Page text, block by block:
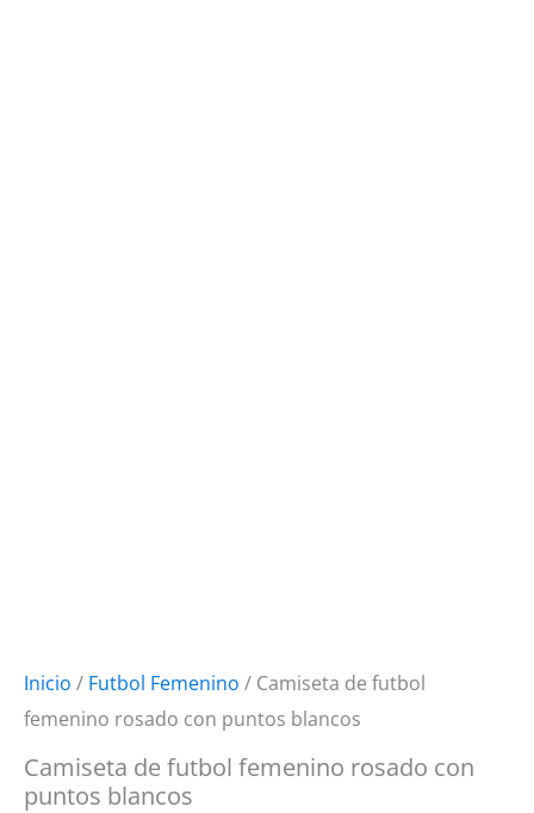
Inicio / Futbol Femenino / Camiseta de futbol
femenino rosado con puntos blancos
Camiseta de futbol femenino rosado con
puntos blancos